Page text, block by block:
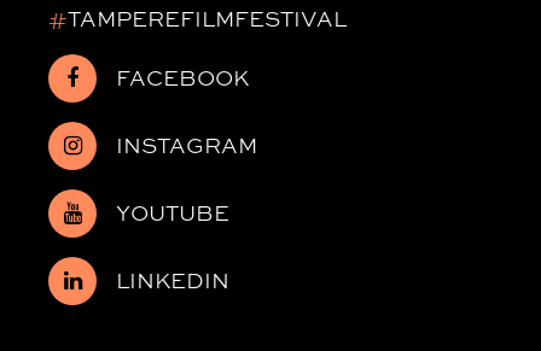
#TAMPEREFILMFESTIVAL
FACEBOOK
INSTAGRAM
YOUTUBE
LINKEDIN